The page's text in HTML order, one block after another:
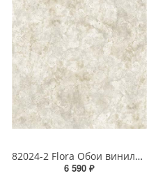
82024-2 Flora Обои виниловые на бумажной основе 1.06*15.6
6 590 ₽